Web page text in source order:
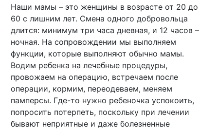
Наши мамы – это женщины в возрасте от 20 до
60 с лишним лет. Смена одного добровольца
длится: минимум три часа дневная, и 12 часов –
ночная. На сопровождении мы выполняем
функции, которые выполняют обычно мамы.
Водим ребенка на лечебные процедуры,
провожаем на операцию, встречаем после
операции, кормим, переодеваем, меняем
памперсы. Где-то нужно ребеночка успокоить,
попросить потерпеть, поскольку при лечении
бывают неприятные и даже болезненные